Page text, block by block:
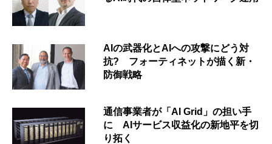
AIの武器化とAIへの攻撃にどう対
抗? フォーティネットが描く新・
防御戦略
通信事業者が「AI Grid」の担い手
に AIサービス収益化の新地平を切
り拓く